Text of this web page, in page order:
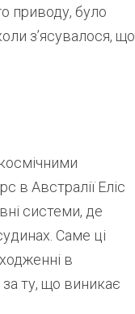
приводу, було
з’ясувалося, що
в Австралії Еліс
системи, де
Саме ці
в
ту, що виникає